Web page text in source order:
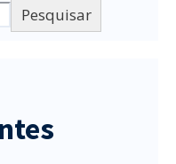
Pesquisar